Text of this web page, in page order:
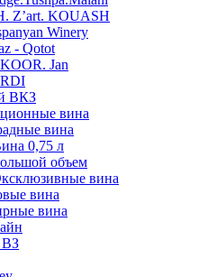
Z’art. KOUASH
Winery
- Qotot
Jan
ВКЗ
вина
вина
0,75 л
объем
вина
вина
вина
ВЗ